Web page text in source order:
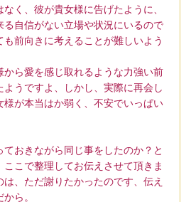
く、彼が貴女様に告げたように、
自信がない立場や状況にいるので
前向きに考えることが難しいよう
ら愛を感じ取れるような力強い前
うですよ、しかし、実際に再会し
様が本当はか弱く、不安でいっぱい
おきながら同じ事をしたのか？と
こで整理してお伝えさせて頂きま
、ただ謝りたかったのです、伝え
ら。